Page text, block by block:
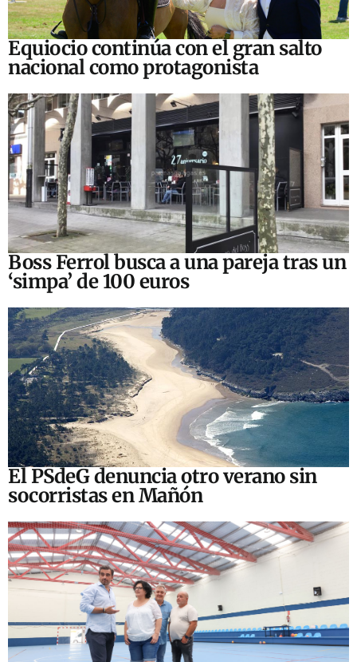
Equiocio continúa con el gran salto
nacional como protagonista
Boss Ferrol busca a una pareja tras un
‘simpa’ de 100 euros
El PSdeG denuncia otro verano sin
socorristas en Mañón